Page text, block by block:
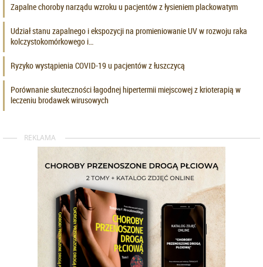
Zapalne choroby narządu wzroku u pacjentów z łysieniem plackowatym
Udział stanu zapalnego i ekspozycji na promieniowanie UV w rozwoju raka
kolczystokomórkowego i…
Ryzyko wystąpienia COVID-19 u pacjentów z łuszczycą
Porównanie skuteczności łagodnej hipertermii miejscowej z krioterapią w
leczeniu brodawek wirusowych
REKLAMA